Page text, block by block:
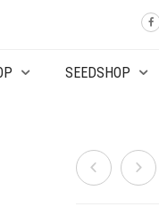
SEEDSHOP